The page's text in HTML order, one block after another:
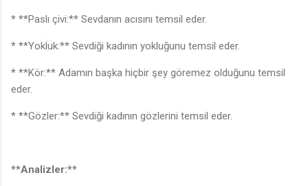
* **Paslı çivi:** Sevdanın acısını temsil eder.
* **Yokluk:** Sevdiği kadının yokluğunu temsil eder.
* **Kör:** Adamın başka hiçbir şey göremez olduğunu temsil
eder.
* **Gözler:** Sevdiği kadının gözlerini temsil eder.
**Analizler:**